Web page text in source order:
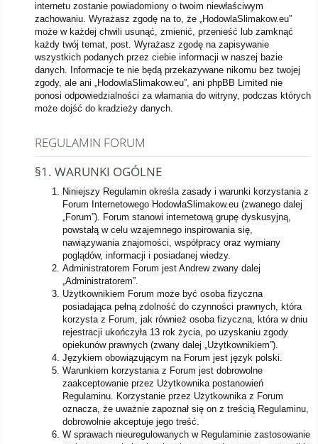
internetu zostanie powiadomiony o twoim niewłaściwym
zachowaniu. Wyrażasz zgodę na to, że „HodowlaSlimakow.eu”
może w każdej chwili usunąć, zmienić, przenieść lub zamknąć
każdy twój temat, post. Wyrażasz zgodę na zapisywanie
wszystkich podanych przez ciebie informacji w naszej bazie
danych. Informacje te nie będą przekazywane nikomu bez twojej
zgody, ale ani „HodowlaSlimakow.eu”, ani phpBB Limited nie
ponosi odpowiedzialności za włamania do witryny, podczas których
może dojść do kradzieży danych.
REGULAMIN FORUM
§1. WARUNKI OGÓLNE
Niniejszy Regulamin określa zasady i warunki korzystania z
Forum Internetowego HodowlaSlimakow.eu (zwanego dalej
„Forum”). Forum stanowi internetową grupę dyskusyjną,
powstałą w celu wzajemnego inspirowania się,
nawiązywania znajomości, współpracy oraz wymiany
poglądów, informacji i posiadanej wiedzy.
Administratorem Forum jest Andrew zwany dalej
„Administratorem”.
Użytkownikiem Forum może być osoba fizyczna
posiadająca pełną zdolność do czynności prawnych, która
korzysta z Forum, jak również osoba fizyczna, która w dniu
rejestracji ukończyła 13 rok życia, po uzyskaniu zgody
opiekunów prawnych (zwany dalej „Użytkownikiem”).
Językiem obowiązującym na Forum jest język polski.
Warunkiem korzystania z Forum jest dobrowolne
zaakceptowanie przez Użytkownika postanowień
Regulaminu. Korzystanie przez Użytkownika z Forum
oznacza, że uważnie zapoznał się on z treścią Regulaminu,
dobrowolnie akceptuje jego treść.
W sprawach nieuregulowanych w Regulaminie zastosowanie